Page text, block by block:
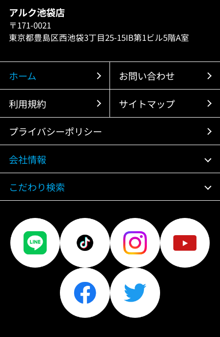
アルク池袋店
〒171-0021
東京都豊島区西池袋3丁目25-15IB第1ビル5階A室
ホーム お問い合わせ
利用規約 サイトマップ
プライバシーポリシー
会社情報
こだわり検索